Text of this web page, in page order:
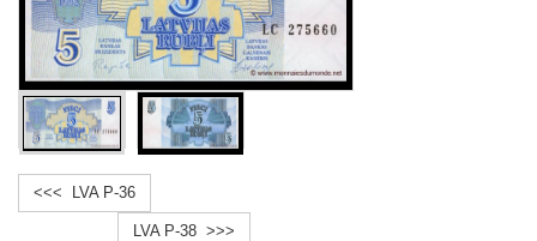
<<< LVA P-36
LVA P-38 >>>